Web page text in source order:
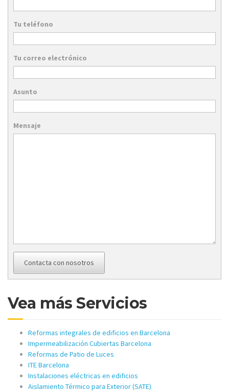
Tu teléfono
Tu correo electrónico
Asunto
Mensaje
Contacta con nosotros
Vea más Servicios
Reformas integrales de edificios en Barcelona
Impermeabilización Cubiertas Barcelona
Reformas de Patio de Luces
ITE Barcelona
Instalaciones eléctricas en edificios
Aislamiento Térmico para Exterior (SATE)